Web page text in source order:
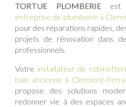
TORTUE PLOMBERIEest
entreprise de plomberie à
pour des réparations rapides,
projets de rénovation dans
professionnels.
Votre installateur de
bain ancienne à Clermont-
propose des solutions
redonner vie à des espaces